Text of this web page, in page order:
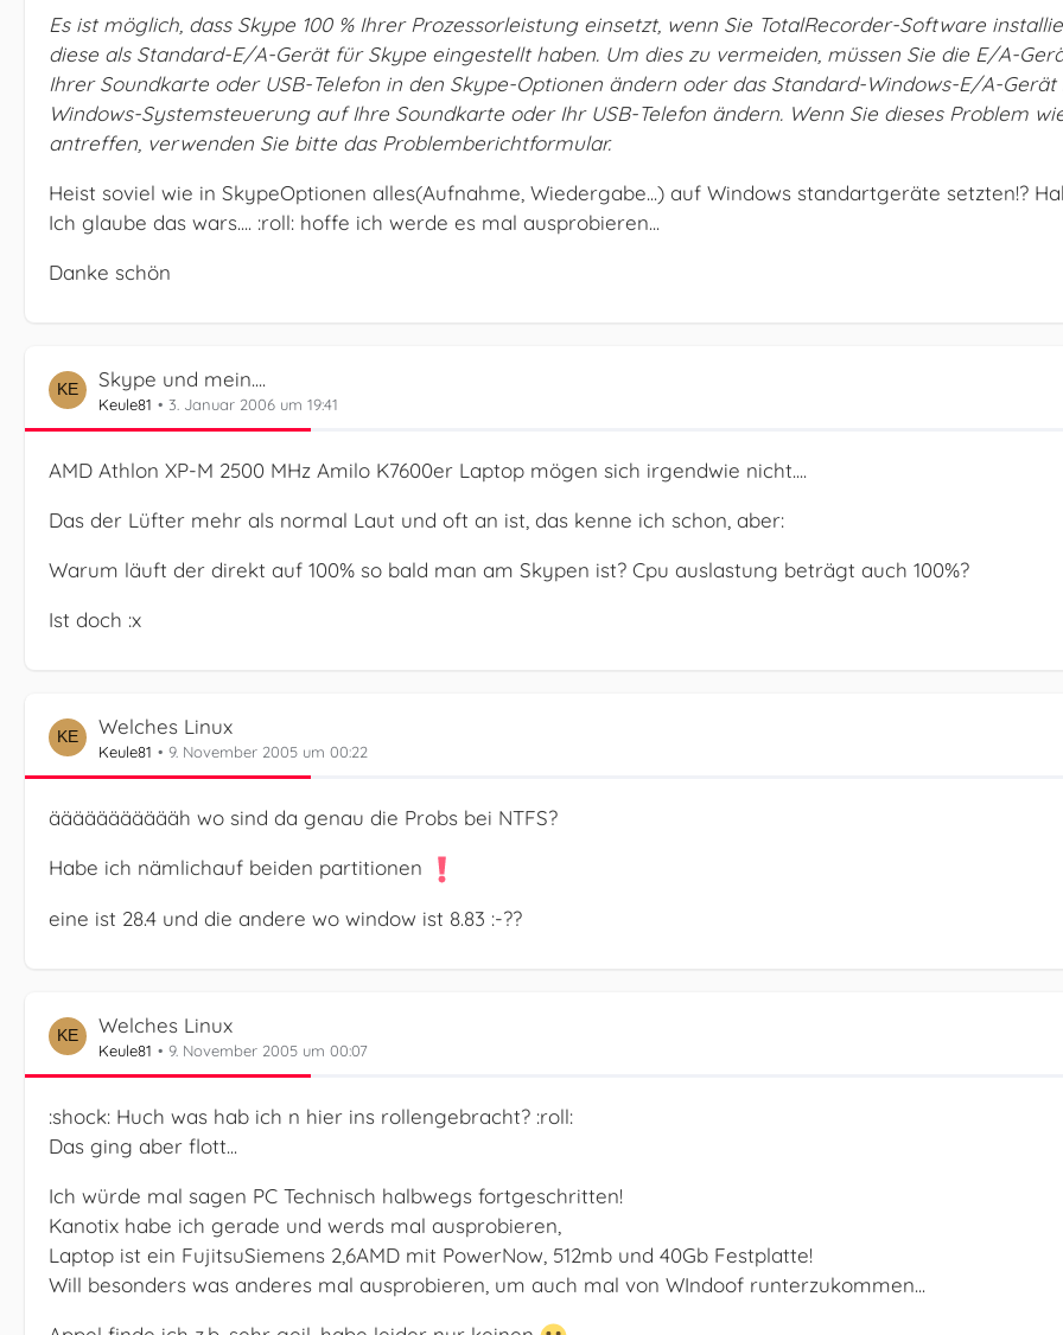
Es ist möglich, dass Skype 100 % Ihrer Prozessorleistung einsetzt, wenn Sie TotalRecorder-Software
diese als Standard-E/A-Gerät für Skype eingestellt haben. Um dies zu vermeiden, müssen Sie die E/A-
Ihrer Soundkarte oder USB-Telefon in den Skype-Optionen ändern oder das Standard-Windows-E/A-Gerät
Windows-Systemsteuerung auf Ihre Soundkarte oder Ihr USB-Telefon ändern. Wenn Sie dieses Problem
antreffen, verwenden Sie bitte das Problemberichtformular.
Heist soviel wie in SkypeOptionen alles(Aufnahme, Wiedergabe...) auf Windows standartgeräte setzten!?
Ich glaube das wars.... :roll: hoffe ich werde es mal ausprobieren...
Danke schön
Skype und mein....
Keule81 3. Januar 2006 um 19:41
AMD Athlon XP-M 2500 MHz Amilo K7600er Laptop mögen sich irgendwie nicht....
Das der Lüfter mehr als normal Laut und oft an ist, das kenne ich schon, aber:
Warum läuft der direkt auf 100% so bald man am Skypen ist? Cpu auslastung beträgt auch 100%?
Ist doch :x
Welches Linux
Keule81 9. November 2005 um 00:22
äääääääääääh wo sind da genau die Probs bei NTFS?
Habe ich nämlichauf beiden partitionen
eine ist 28.4 und die andere wo window ist 8.83 :-??
Welches Linux
Keule81 9. November 2005 um 00:07
:shock: Huch was hab ich n hier ins rollengebracht? :roll:
Das ging aber flott...
Ich würde mal sagen PC Technisch halbwegs fortgeschritten!
Kanotix habe ich gerade und werds mal ausprobieren,
Laptop ist ein FujitsuSiemens 2,6AMD mit PowerNow, 512mb und 40Gb Festplatte!
Will besonders was anderes mal ausprobieren, um auch mal von WIndoof runterzukommen...